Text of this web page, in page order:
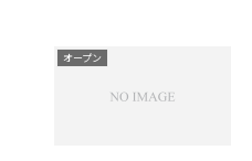
オープン